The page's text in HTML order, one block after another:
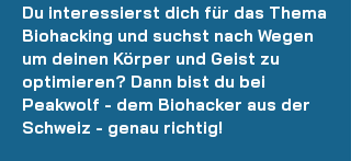
Du interessierst dich für das Thema
Biohacking und suchst nach Wegen
um deinen Körper und Geist zu
optimieren? Dann bist du bei
Peakwolf - dem Biohacker aus der
Schweiz - genau richtig!